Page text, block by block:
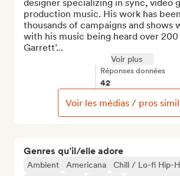
Genres qu’il/elle adore
Ambient Americana
Chill / Lo-fi Hip-
designer specializing in sync, video
production music. His work has
thousands of campaigns and shows
with his music being heard over
Garrett’...
Voir plus
Réponses données
42
Voir les médias / pros